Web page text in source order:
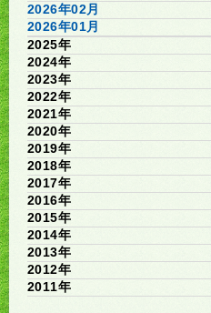
2026年02月
2026年01月
2025年
2024年
2023年
2022年
2021年
2020年
2019年
2018年
2017年
2016年
2015年
2014年
2013年
2012年
2011年